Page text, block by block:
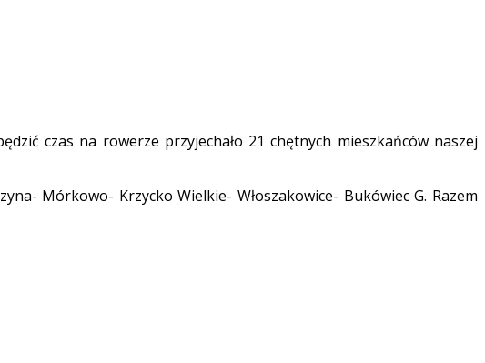
czas na rowerze przyjechało 21 chętnych mieszkańców naszej
Mórkowo- Krzycko Wielkie- Włoszakowice- Bukówiec G. Razem